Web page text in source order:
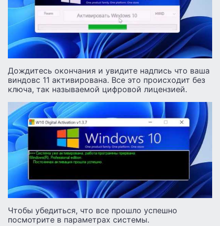
Дождитесь окончания и увидите надпись что ваша
виндовс 11 активирована. Все это происходит без
ключа, так называемой цифровой лицензией.
Чтобы убедиться, что все прошло успешно
посмотрите в параметрах системы.